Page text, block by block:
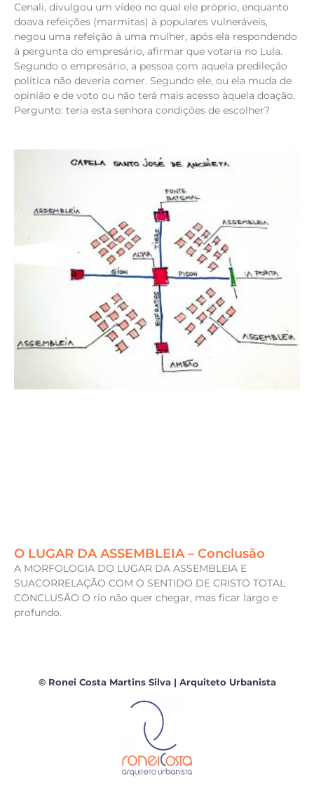
Cenali, divulgou um vídeo no qual ele próprio, enquanto
doava refeições (marmitas) à populares vulneráveis,
negou uma refeição à uma mulher, após ela respondendo
à pergunta do empresário, afirmar que votaria no Lula.
Segundo o empresário, a pessoa com aquela predileção
política não deveria comer. Segundo ele, ou ela muda de
opinião e de voto ou não terá mais acesso àquela doação.
Pergunto: teria esta senhora condições de escolher?
O LUGAR DA ASSEMBLEIA – Conclusão
A MORFOLOGIA DO LUGAR DA ASSEMBLEIA E
SUACORRELAÇÃO COM O SENTIDO DE CRISTO TOTAL
CONCLUSÃO O rio não quer chegar, mas ficar largo e
profundo.
© Ronei Costa Martins Silva | Arquiteto Urbanista